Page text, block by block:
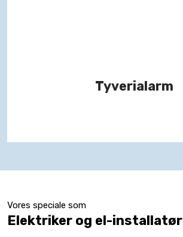
Tyverialarm
Vores speciale som​
Elektriker og el-installatør